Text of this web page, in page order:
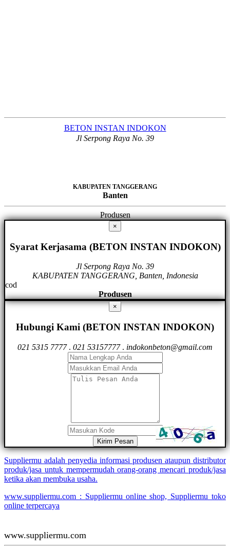
BETON INSTAN INDOKON
Jl Serpong Raya No. 39
KABUPATEN TANGGERANG
Banten
Produsen
×
Syarat Kerjasama (BETON INSTAN INDOKON)
Jl Serpong Raya No. 39
KABUPATEN TANGGERANG, Banten, Indonesia
cod
Produsen
×
Hubungi Kami (BETON INSTAN INDOKON)
021 5315 7777. 021 53157777. indokonbeton@gmail.com
Kirim Pesan
Suppliermu adalah penyedia informasi produsen ataupun distributor
produk/jasa untuk mempermudah orang-orang mencari produk/jasa
ketika akan membuka usaha.
www.suppliermu.com : Suppliermu online shop, Suppliermu toko
online terpercaya
www.suppliermu.com